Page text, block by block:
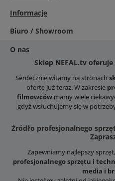
Informacje
Biuro / Showroom
O nas
Sklep NEFAL.tv
Serdecznie witamy na stronach
ofertę już teraz. W zakresie
filmowców mamy wiele
gdyż wsłuchujemy się w
Źródło profesjonalnego
Zapewniamy najlepszy
profesjonalnego sprzętu i
media i